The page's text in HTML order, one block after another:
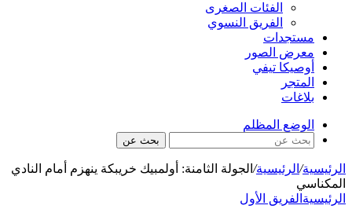
الفئات الصغرى
الفريق النسوي
مستجدات
معرض الصور
أوصيكا تيفي
المتجر
بلاغات
الوضع المظلم
بحث عن
الرئيسية/ الرئيسية/ الجولة الثامنة: أولمبيك خريبكة ينهزم أمام النادي
المكناسي
الرئيسية الفريق الأول